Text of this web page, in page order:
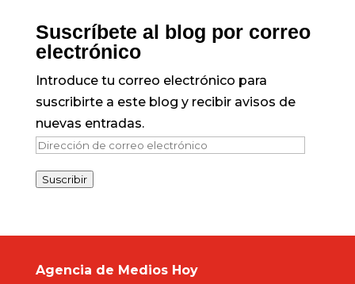
Suscríbete al blog por correo
electrónico
Introduce tu correo electrónico para
suscribirte a este blog y recibir avisos de
nuevas entradas.
Dirección
correo
Suscribir
Agencia de Medios Hoy